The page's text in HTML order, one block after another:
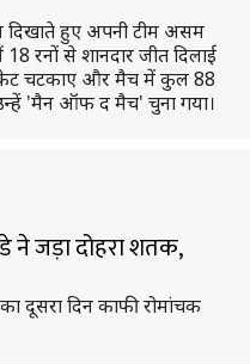
दिखाते हुए अपनी टीम असम
रनों से शानदार जीत दिलाई
विकेट चटकाए और मैच में कुल 88
'मैन ऑफ द मैच' चुना गया।
ने जड़ा दोहरा शतक,
दूसरा दिन काफी रोमांचक